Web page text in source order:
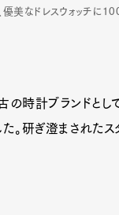
優美なドレスウォッチ
時計ブランドとし
。研ぎ澄まされた